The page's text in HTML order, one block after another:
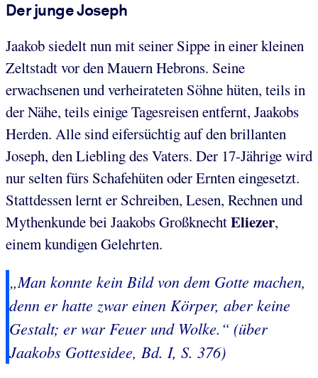
Der junge Joseph
Jaakob siedelt nun mit seiner Sippe in einer kleinen
Zeltstadt vor den Mauern Hebrons. Seine
erwachsenen und verheirateten Söhne hüten, teils in
der Nähe, teils einige Tagesreisen entfernt, Jaakobs
Herden. Alle sind eifersüchtig auf den brillanten
Joseph, den Liebling des Vaters. Der 17-Jährige wird
nur selten fürs Schafehüten oder Ernten eingesetzt.
Stattdessen lernt er Schreiben, Lesen, Rechnen und
Mythenkunde bei Jaakobs GroßknechtEliezer,
einem kundigen Gelehrten.
„Man konnte kein Bild von dem Gotte machen,
denn er hatte zwar einen Körper, aber keine
Gestalt; er war Feuer und Wolke.“ (über
Jaakobs Gottesidee, Bd. I, S. 376)